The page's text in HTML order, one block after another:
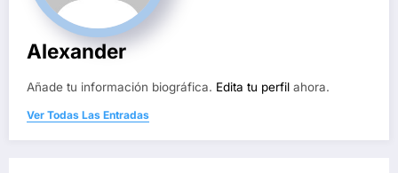
Alexander
Añade tu información biográfica. Edita tu perfil ahora.
Ver Todas Las Entradas